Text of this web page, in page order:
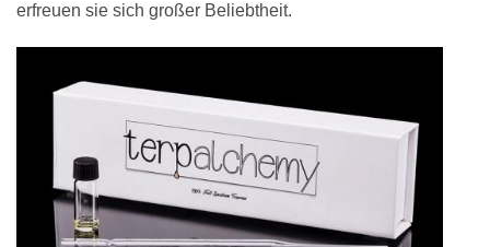
erfreuen sie sich großer Beliebtheit.